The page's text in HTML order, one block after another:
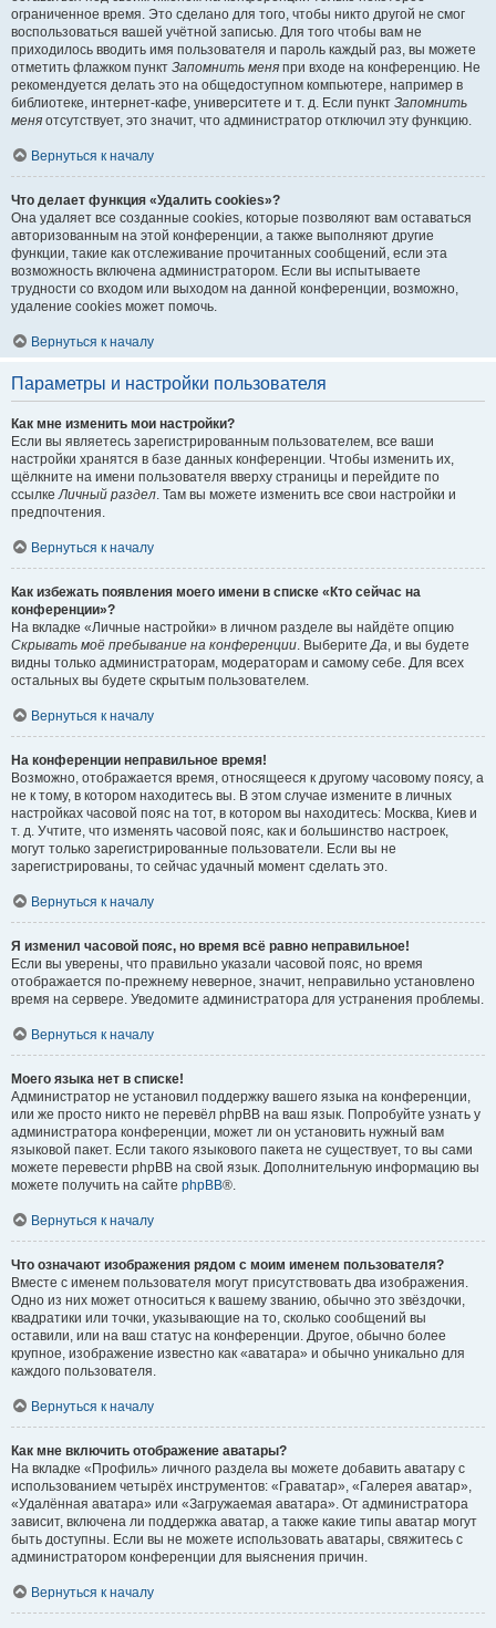
ограниченное время. Это сделано для того, чтобы никто другой не смог
воспользоваться вашей учётной записью. Для того чтобы вам не
приходилось вводить имя пользователя и пароль каждый раз, вы можете
отметить флажком пункт Запомнить меня при входе на конференцию. Не
рекомендуется делать это на общедоступном компьютере, например в
библиотеке, интернет-кафе, университете и т. д. Если пункт Запомнить
меня отсутствует, это значит, что администратор отключил эту функцию.
Вернуться к началу
Что делает функция «Удалить cookies»?
Она удаляет все созданные cookies, которые позволяют вам оставаться
авторизованным на этой конференции, а также выполняют другие
функции, такие как отслеживание прочитанных сообщений, если эта
возможность включена администратором. Если вы испытываете
трудности со входом или выходом на данной конференции, возможно,
удаление cookies может помочь.
Вернуться к началу
Параметры и настройки пользователя
Как мне изменить мои настройки?
Если вы являетесь зарегистрированным пользователем, все ваши
настройки хранятся в базе данных конференции. Чтобы изменить их,
щёлкните на имени пользователя вверху страницы и перейдите по
ссылкеЛичный раздел. Там вы можете изменить все свои настройки и
предпочтения.
Вернуться к началу
Как избежать появления моего имени в списке «Кто сейчас на
конференции»?
На вкладке «Личные настройки» в личном разделе вы найдёте опцию
Скрывать моё пребывание на конференции. ВыберитеДа, и вы будете
видны только администраторам, модераторам и самому себе. Для всех
остальных вы будете скрытым пользователем.
Вернуться к началу
На конференции неправильное время!
Возможно, отображается время, относящееся к другому часовому поясу, а
не к тому, в котором находитесь вы. В этом случае измените в личных
настройках часовой пояс на тот, в котором вы находитесь: Москва, Киев и
т. д. Учтите, что изменять часовой пояс, как и большинство настроек,
могут только зарегистрированные пользователи. Если вы не
зарегистрированы, то сейчас удачный момент сделать это.
Вернуться к началу
Я изменил часовой пояс, но время всё равно неправильное!
Если вы уверены, что правильно указали часовой пояс, но время
отображается по-прежнему неверное, значит, неправильно установлено
время на сервере. Уведомите администратора для устранения проблемы.
Вернуться к началу
Моего языка нет в списке!
Администратор не установил поддержку вашего языка на конференции,
или же просто никто не перевёл phpBB на ваш язык. Попробуйте узнать у
администратора конференции, может ли он установить нужный вам
языковой пакет. Если такого языкового пакета не существует, то вы сами
можете перевести phpBB на свой язык. Дополнительную информацию вы
можете получить на сайте phpBB®.
Вернуться к началу
Что означают изображения рядом с моим именем пользователя?
Вместе с именем пользователя могут присутствовать два изображения.
Одно из них может относиться к вашему званию, обычно это звёздочки,
квадратики или точки, указывающие на то, сколько сообщений вы
оставили, или на ваш статус на конференции. Другое, обычно более
крупное, изображение известно как «аватара» и обычно уникально для
каждого пользователя.
Вернуться к началу
Как мне включить отображение аватары?
На вкладке «Профиль» личного раздела вы можете добавить аватару с
использованием четырёх инструментов: «Граватар», «Галерея аватар»,
«Удалённая аватара» или «Загружаемая аватара». От администратора
зависит, включена ли поддержка аватар, а также какие типы аватар могут
быть доступны. Если вы не можете использовать аватары, свяжитесь с
администратором конференции для выяснения причин.
Вернуться к началу